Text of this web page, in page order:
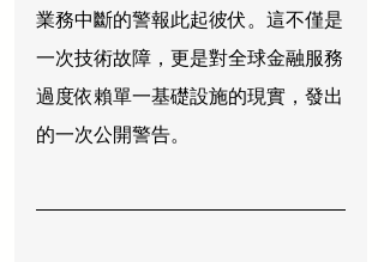
業務中斷的警報此起彼伏。這不僅是
一次技術故障，更是對全球金融服務
過度依賴單一基礎設施的現實，發出
的一次公開警告。